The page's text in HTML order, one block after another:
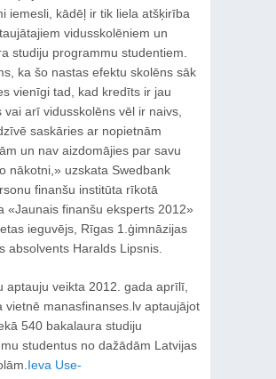
iemesli, kādēļ ir tik liela atšķirība
vidusskolēniem un
studiju programmu studentiem.
ka šo nastas efektu skolēns sāk
vienīgi tad, kad kredīts ir jau
vai arī vidusskolēns vēl ir naivs,
saskāries ar nopietnām
un nav aizdomājies par savu
nākotni,» uzskata Swedbank
finanšu institūta rīkotā
«Jaunais finanšu eksperts 2012»
ieguvējs, Rīgas 1.ģimnāzijas
absolvents Haralds Lipsnis.
aptauju veikta 2012. gada aprīlī,
vietnē manasfinanses.lv aptaujājot
540 bakalaura studiju
studentus no dažādām Latvijas
Ieva Use-